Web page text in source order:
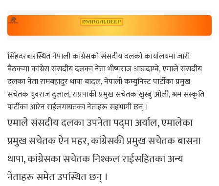
सिंहदरबारस्थित नेपाली कांग्रेसको संसदीय दलको कार्यालयमा जारी
बैठकमा कांग्रेस संसदीय दलका नेता भीष्मराज आङदाम्बे, एमाले संसदीय
दलका नेता रामबहादुर थापा बादल, नेपाली कम्युनिस्ट पार्टीका प्रमुख
सचेतक युवराज दुलाल, राप्रपाकी प्रमुख सचेतक खुस्बु ओली, श्रम संस्कृति
पार्टीका आरेन राईलगायतका नेताहरू सहभागी छन् ।
एमाले संसदीय दलका उपनेता पद्‍मा अर्याल, एमालेका
प्रमुख सचेतक ऐन महर, कांग्रेसकी प्रमुख सचेतक बासना
थापा, कांग्रेसका सचेतक निश्कल राईसहितका अन्य
नेताहरू समेत उपस्थित छन् ।